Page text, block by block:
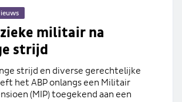
zieke militair na
strijd
strijd en diverse gerechtelijke
het ABP onlangs een Militair
(MIP) toegekend aan een